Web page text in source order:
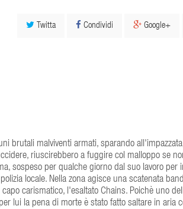
Twitta Condividi Google+
brutali malviventi armati, sparando
riuscirebbero a fuggire col malloppo se
sospeso per qualche giorno dal suo lavoro per
locale. Nella zona agisce una scatenata
carismatico, l'esaltato Chains. Poichè uno
lui la pena di morte è stato fatto saltare in aria